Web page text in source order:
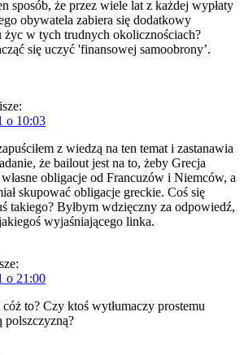
sposób, że przez wiele lat z każdej wypłaty
obywatela zabiera się dodatkowy
życ w tych trudnych okolicznościach?
się uczyć 'finansowej samoobrony’.
o 10:03
z wiedzą na ten temat i zastanawia
że bailout jest na to, żeby Grecja
obligacje od Francuzów i Niemców, a
skupować obligacje greckie. Coś się
takiego? Byłbym wdzięczny za odpowiedź,
wyjaśniającego linka.
o 21:00
to? Czy ktoś wytłumaczy prostemu
polszczyzną?